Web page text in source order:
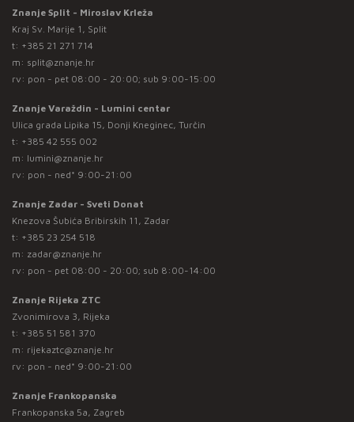
Znanje Split - Miroslav Krleža
Kraj Sv. Marije 1, Split
t: +385 21 271 714
m: split@znanje.hr
rv: pon - pet 08:00 - 20:00; sub 9:00-15:00
Znanje Varaždin - Lumini centar
Ulica grada Lipika 15, Donji Kneginec, Turčin
t: +385 42 555 002
m: lumini@znanje.hr
rv: pon - ned* 9:00-21:00
Znanje Zadar - Sveti Donat
Knezova Šubića Bribirskih 11, Zadar
t: +385 23 254 518
m: zadar@znanje.hr
rv: pon - pet 08:00 - 20:00; sub 8:00-14:00
Znanje Rijeka ZTC
Zvonimirova 3, Rijeka
t: +385 51 581 370
m: rijekaztc@znanje.hr
rv: pon - ned* 9:00-21:00
Znanje Frankopanska
Frankopanska 5a, Zagreb